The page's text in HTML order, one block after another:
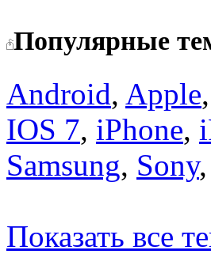
Популярные
Android, Apple,
IOS 7, iPhone,
Samsung, Sony,
Показать все